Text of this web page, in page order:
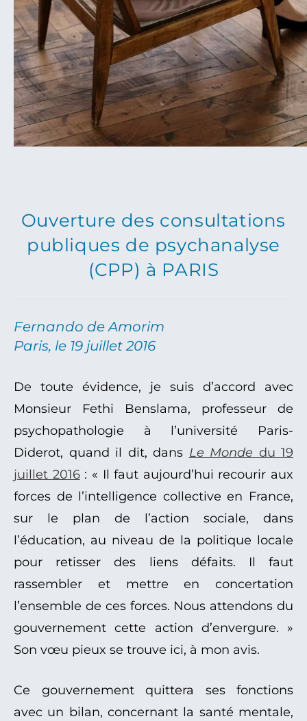
Ouverture des consultations
publiques de psychanalyse
(CPP) à PARIS
Fernando de Amorim
Paris, le 19 juillet 2016
De toute évidence, je suis d’accord avec
Monsieur Fethi Benslama, professeur de
psychopathologie à l’université Paris-
Diderot, quand il dit, dans Le Monde du 19
juillet 2016: « Il faut aujourd’hui recourir aux
forces de l’intelligence collective en France,
sur le plan de l’action sociale, dans
l’éducation, au niveau de la politique locale
pour retisser des liens défaits. Il faut
rassembler et mettre en concertation
l’ensemble de ces forces. Nous attendons du
gouvernement cette action d’envergure. »
Son vœu pieux se trouve ici, à mon avis.
Ce gouvernement quittera ses fonctions
avec un bilan, concernant la santé mentale,